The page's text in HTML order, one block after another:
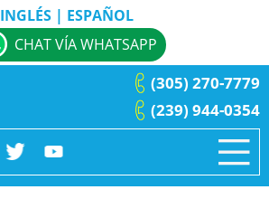
INGLÉS | ESPAÑOL
CHAT VÍA WHATSAPP
(239) 944-0354
(305) 270-7779